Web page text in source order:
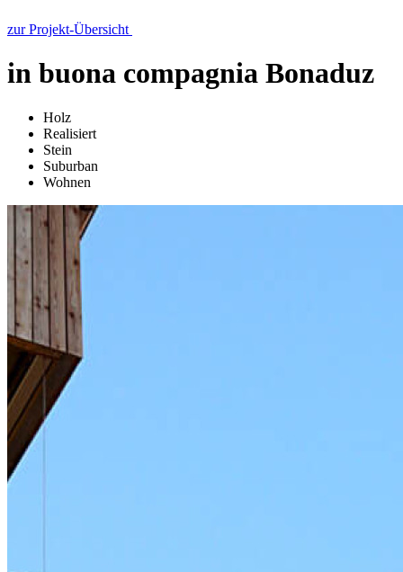
zur Projekt-Übersicht
in buona compagnia Bonaduz
Holz
Realisiert
Stein
Suburban
Wohnen